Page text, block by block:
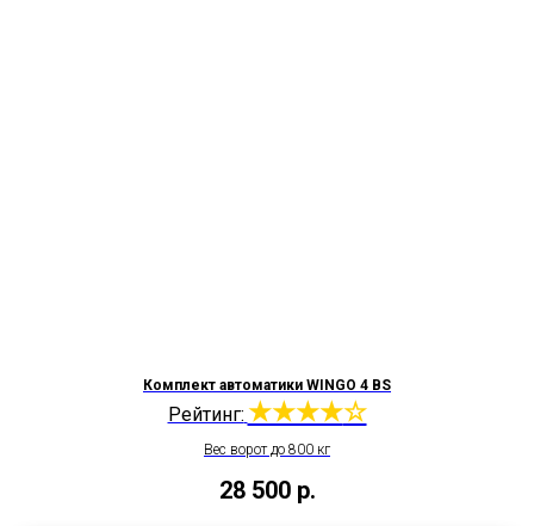
Комплект автоматики WINGO 4 BS
Рейтинг: ★★★★☆
Вес ворот до 800 кг
28 500 р.